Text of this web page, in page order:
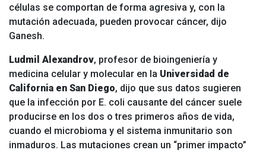
células se comportan de forma agresiva y, con la
mutación adecuada, pueden provocar cáncer, dijo
Ganesh.
Ludmil Alexandrov, profesor de bioingeniería y
medicina celular y molecular en la Universidad de
California en San Diego, dijo que sus datos sugieren
que la infección por E. coli causante del cáncer suele
producirse en los dos o tres primeros años de vida,
cuando el microbioma y el sistema inmunitario son
inmaduros. Las mutaciones crean un “primer impacto”